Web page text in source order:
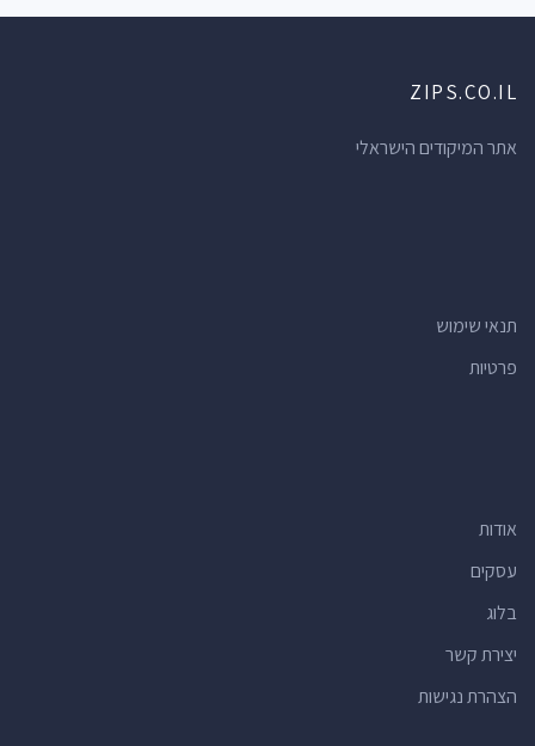
ZIPS.CO.IL
אתר המיקודים הישראלי
תנאי שימוש
פרטיות
אודות
עסקים
בלוג
יצירת קשר
הצהרת נגישות